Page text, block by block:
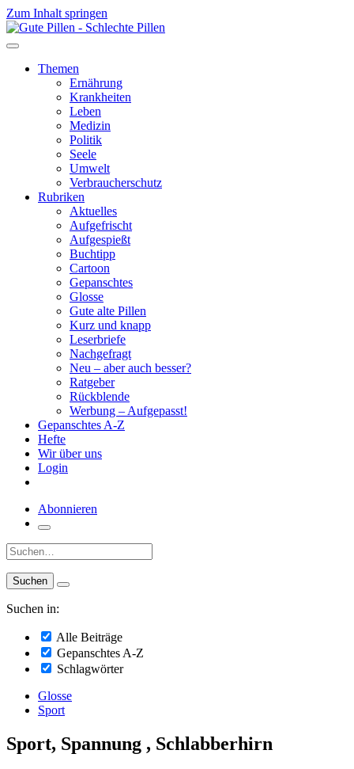
Zum Inhalt springen
Themen
Ernährung
Krankheiten
Leben
Medizin
Politik
Seele
Umwelt
Verbraucherschutz
Rubriken
Aktuelles
Aufgefrischt
Aufgespießt
Buchtipp
Cartoon
Gepanschtes
Glosse
Gute alte Pillen
Kurz und knapp
Leserbriefe
Nachgefragt
Neu – aber auch besser?
Ratgeber
Rückblende
Werbung – Aufgepasst!
Gepanschtes A-Z
Hefte
Wir über uns
Login
Abonnieren
Suche:
Suchen in:
Alle Beiträge
Gepanschtes A-Z
Schlagwörter
Glosse
Sport
Sport, Spannung , Schlabberhirn